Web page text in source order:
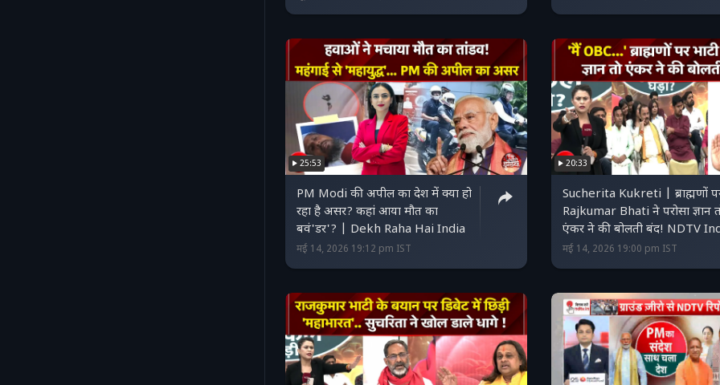
25:53
PM Modi की अपील का देश में क्या हो
रहा है असर? कहां आया मौत का
बवं'डर'? | Dekh Raha Hai India
मई 14, 2026 19:12 pm IST
20:33
Sucherita Kukreti | ब्राह्मणों
Rajkumar Bhati ने परोसा ज्ञान
एंकर ने की बोलती बंद!
मई 14, 2026 19:00 pm IST